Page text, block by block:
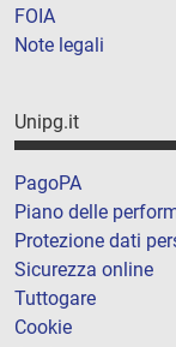
FOIA
Note legali
Unipg.it
PagoPA
Piano delle
Protezione dati
Sicurezza online
Tuttogare
Cookie